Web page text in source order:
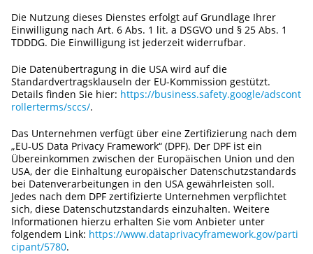
Die Nutzung dieses Dienstes erfolgt auf Grundlage Ihrer
Einwilligung nach Art. 6 Abs. 1 lit. a DSGVO und § 25 Abs. 1
TDDDG. Die Einwilligung ist jederzeit widerrufbar.
Die Datenübertragung in die USA wird auf die
Standardvertragsklauseln der EU-Kommission gestützt.
Details finden Sie hier: https://business.safety.google/adscont
rollerterms/sccs/.
Das Unternehmen verfügt über eine Zertifizierung nach dem
„EU-US Data Privacy Framework“ (DPF). Der DPF ist ein
Übereinkommen zwischen der Europäischen Union und den
USA, der die Einhaltung europäischer Datenschutzstandards
bei Datenverarbeitungen in den USA gewährleisten soll.
Jedes nach dem DPF zertifizierte Unternehmen verpflichtet
sich, diese Datenschutzstandards einzuhalten. Weitere
Informationen hierzu erhalten Sie vom Anbieter unter
folgendem Link: https://www.dataprivacyframework.gov/parti
cipant/5780.